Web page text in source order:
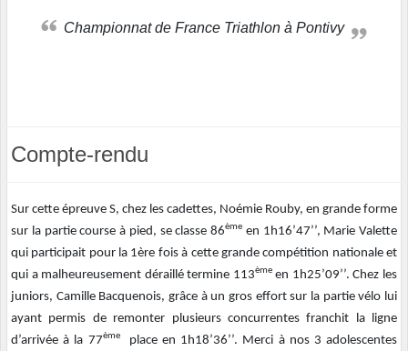
Championnat de France Triathlon à Pontivy
Compte-rendu
Sur cette épreuve S, chez les cadettes, Noémie Rouby, en grande forme
sur la partie course à pied, se classe 86ème en 1h16’47’’, Marie Valette
qui participait pour la 1ère fois à cette grande compétition nationale et
qui a malheureusement déraillé termine 113èmeen 1h25’09’’. Chez les
juniors, Camille Bacquenois, grâce à un gros effort sur la partie vélo lui
ayant permis de remonter plusieurs concurrentes franchit la ligne
d’arrivée à la 77èmeplace en 1h18’36’’. Merci à nos 3 adolescentes